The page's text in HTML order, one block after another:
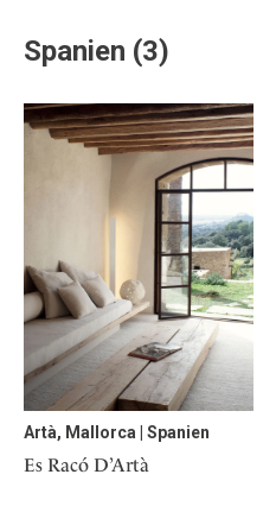
Spanien (3)
Artà, Mallorca | Spanien
Es Racó D’Artà